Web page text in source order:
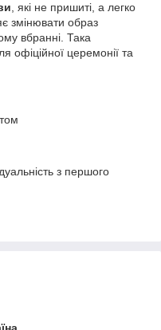
, які не пришиті, а легко
змінювати образ
вбранні. Така
офіційної церемонії та
з першого